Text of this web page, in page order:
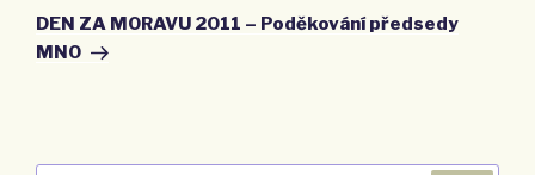
příspěvek
DEN ZA MORAVU 2011 – Poděkování předsedy
MNO